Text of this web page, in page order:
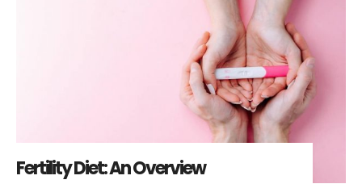
Fertility Diet: An Overview